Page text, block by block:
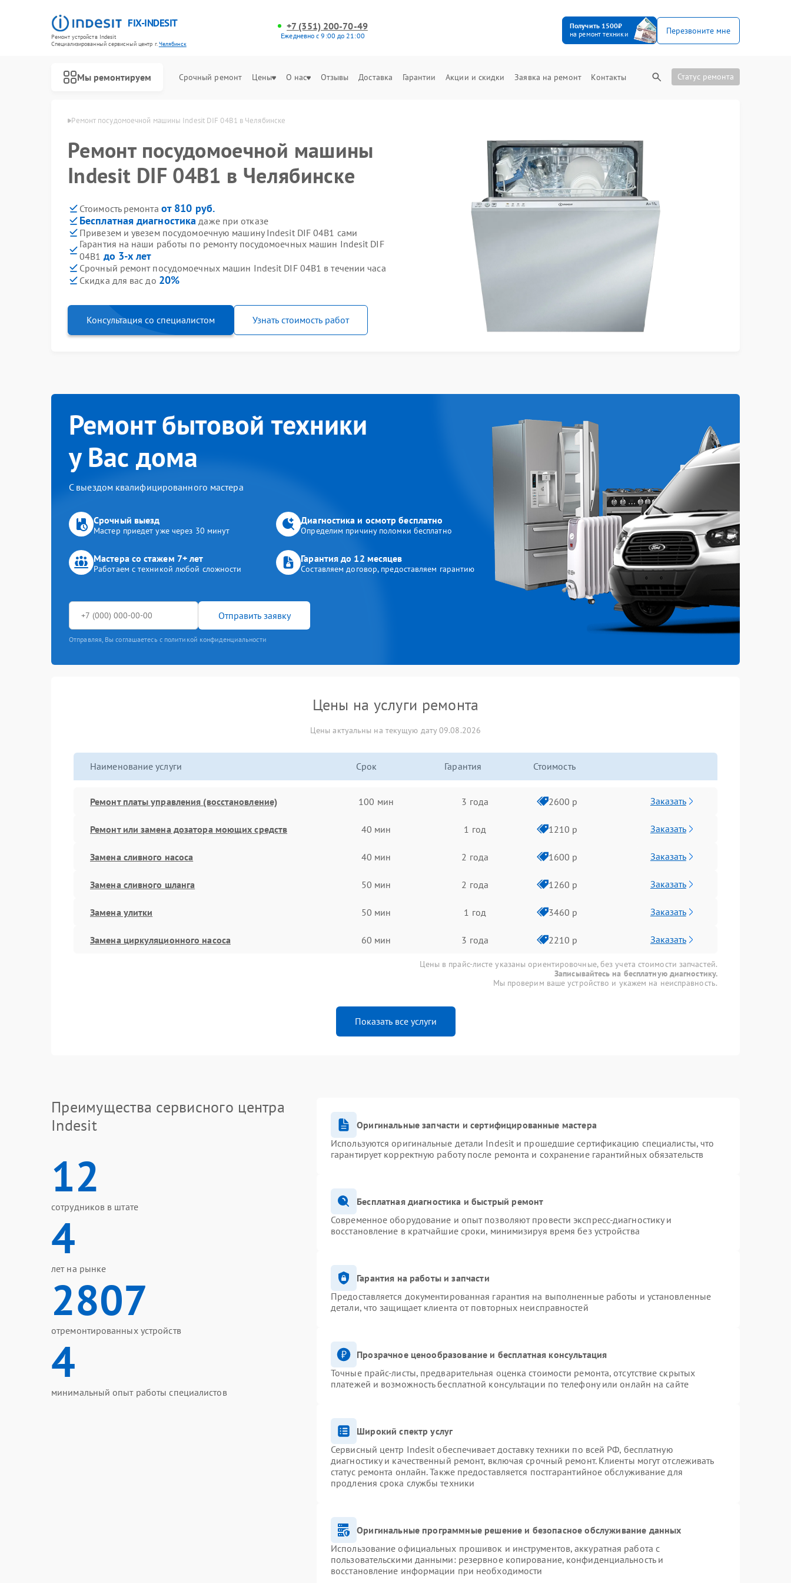
FIX-INDESIT
Ремонт устройств Indesit
Специализированный cервисный центр г.Челябинск
+7 (351) 200-70-49
Ежедневно с 9:00 до 21:00
Получить 1500₽
на ремонт техники
Перезвоните мне
Мы ремонтируем Срочный ремонт Цены О нас Отзывы Доставка Гарантии Акции и скидки Заявка на ремонт Контакты Статус ремонта
в Челябинске Ремонт посудомоечной машины Indesit DIF 04B1 в Челябинске
Ремонт посудомоечной машины
Indesit DIF 04B1 в Челябинске
Стоимость ремонта от 810 руб.
Бесплатная диагностика даже при отказе
Привезем и увезем посудомоечную машину Indesit DIF 04B1 сами
Гарантия на наши работы по ремонту посудомоечных машин Indesit DIF
04B1 до 3-х лет
Срочный ремонт посудомоечных машин Indesit DIF 04B1 в течении часа
Скидка для вас до 20%
Консультация со специалистом Узнать стоимость работ
Ремонт бытовой техники
у Вас дома
С выездом квалифицированного мастера
Срочный выезд
Мастер приедет уже через 30 минут
Диагностика и осмотр бесплатно
Определим причину поломки бесплатно
Мастера со стажем 7+ лет
Работаем с техникой любой сложности
Гарантия до 12 месяцев
Составляем договор, предоставляем гарантию
Отправить заявку
Отправляя, Вы соглашаетесь с политикой конфиденциальности
Цены на услуги ремонта
Цены актуальны на текущую дату 09.08.2026
Наименование услуги Срок Гарантия Стоимость
Ремонт платы управления (восстановление) 100 мин 3 года 2600 р Заказать
Ремонт или замена дозатора моющих средств 40 мин 1 год 1210 р Заказать
Замена сливного насоса 40 мин 2 года 1600 р Заказать
Замена сливного шланга 50 мин 2 года 1260 р Заказать
Замена улитки 50 мин 1 год 3460 р Заказать
Замена циркуляционного насоса 60 мин 3 года 2210 р Заказать
Цены в прайс-листе указаны ориентировочные, без учета стоимости запчастей.
Записывайтесь на бесплатную диагностику.
Мы проверим ваше устройство и укажем на неисправность.
Показать все услуги
Преимущества сервисного центра
Indesit
12
сотрудников в штате
4
лет на рынке
2807
отремонтированных устройств
4
минимальный опыт работы специалистов
Оригинальные запчасти и сертифицированные мастера
Используются оригинальные детали Indesit и прошедшие сертификацию специалисты, что
гарантирует корректную работу после ремонта и сохранение гарантийных обязательств
Бесплатная диагностика и быстрый ремонт
Современное оборудование и опыт позволяют провести экспресс-диагностику и
восстановление в кратчайшие сроки, минимизируя время без устройства
Гарантия на работы и запчасти
Предоставляется документированная гарантия на выполненные работы и установленные
детали, что защищает клиента от повторных неисправностей
Прозрачное ценообразование и бесплатная консультация
Точные прайс-листы, предварительная оценка стоимости ремонта, отсутствие скрытых
платежей и возможность бесплатной консультации по телефону или онлайн на сайте
Широкий спектр услуг
Сервисный центр Indesit обеспечивает доставку техники по всей РФ, бесплатную
диагностику и качественный ремонт, включая срочный ремонт. Клиенты могут отслеживать
статус ремонта онлайн. Также предоставляется постгарантийное обслуживание для
продления срока службы техники
Оригинальные программные решение и безопасное обслуживание данных
Использование официальных прошивок и инструментов, аккуратная работа с
пользовательскими данными: резервное копирование, конфиденциальность и
восстановление информации при необходимости